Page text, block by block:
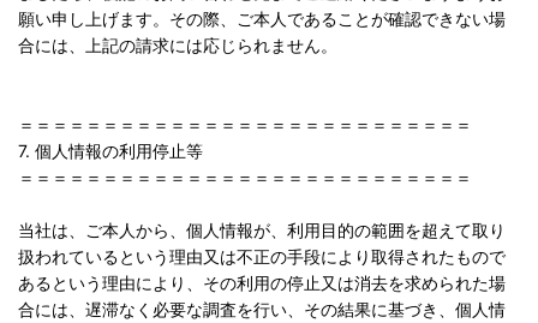
願い申し上げます。その際、ご本人であることが確認できない場
合には、上記の請求には応じられません。
＝＝＝＝＝＝＝＝＝＝＝＝＝＝＝＝＝＝＝＝＝＝＝＝＝＝＝
7. 個人情報の利用停止等
＝＝＝＝＝＝＝＝＝＝＝＝＝＝＝＝＝＝＝＝＝＝＝＝＝＝＝
当社は、ご本人から、個人情報が、利用目的の範囲を超えて取り
扱われているという理由又は不正の手段により取得されたもので
あるという理由により、その利用の停止又は消去を求められた場
合には、遅滞なく必要な調査を行い、その結果に基づき、個人情